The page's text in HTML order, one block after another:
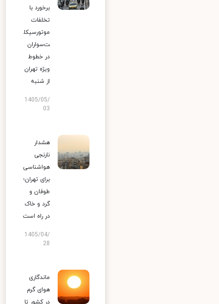
برخورد با
تخلفات
موتورسیکل
ت‌سواران
در خطوط
ویژه تهران
از شنبه
1405/05/
03
هشدار
نارنجی
هواشناسی
برای تهران؛
طوفان و
گرد و خاک
در راه است
1405/04/
28
ماندگاری
هوای گرم
در کشور تا